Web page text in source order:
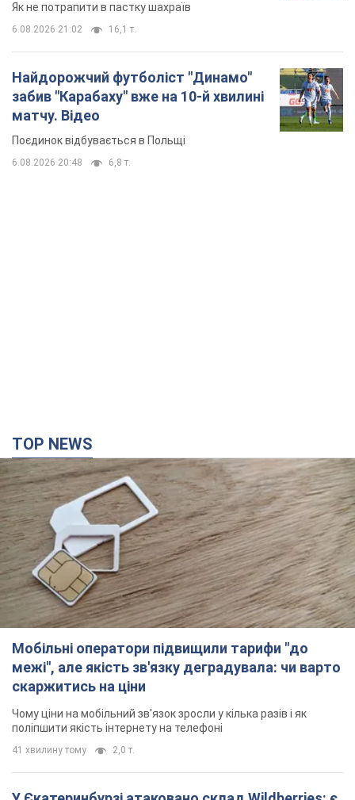
Як не потрапити в пастку шахраїв
6.08.2026 21:02 16,1 т.
Найдорожчий футболіст "Динамо"
забив "Карабаху" вже на 10-й хвилині
матчу. Відео
Поєдинок відбувається в Польщі
6.08.2026 20:48 6,8 т.
TOP NEWS
Мобільні оператори підвищили тарифи "до
межі", але якість зв'язку деградувала: чи варто
скаржитись на ціни
Чому ціни на мобільний зв'язок зросли у кілька разів і як
поліпшити якість інтернету на телефоні
41 хвилину тому 2,0 т.